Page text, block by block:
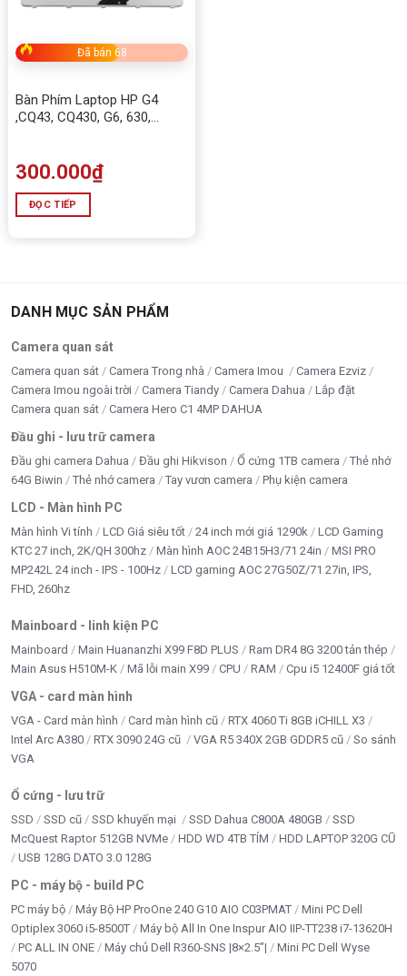
Đã bán 68
Bàn Phím Laptop HP G4
,CQ43, CQ430, G6, 630,
300.000₫
ĐỌC TIẾP
DANH MỤC SẢN PHẨM
Camera quan sát
Camera quan sát Camera Trong nhà Camera Imou
Camera Ezviz
Camera Imou ngoài trời
Camera Tiandy Camera Dahua
Lắp đặt
Camera quan sát
Camera Hero C1 4MP DAHUA
Đầu ghi - lưu trữ camera
Đầu ghi camera Dahua Đầu ghi Hikvison Ổ cứng 1TB camera
Thẻ nhớ
64G Biwin
Thẻ nhớ camera Tay vươn camera Phụ kiện camera
LCD - Màn hình PC
Màn hình Vi tính LCD Giá siêu tốt 24 inch mới giá 1290k
LCD Gaming
KTC 27 inch, 2K/QH 300hz
Màn hình AOC 24B15H3/71 24in
MSI PRO
MP242L 24 inch - IPS - 100Hz
LCD gaming AOC 27G50Z/71 27in, IPS,
FHD, 260hz
Mainboard - linh kiện PC
Mainboard Main Huananzhi X99 F8D PLUS
Ram DR4 8G 3200 tản thép
Main Asus H510M-K
Mã lỗi main X99 CPU RAM Cpu i5 12400F giá tốt
VGA - card màn hình
VGA - Card màn hình Card màn hình cũ
RTX 4060 Ti 8GB iCHILL X3
Intel Arc A380
RTX 3090 24G cũ VGA R5 340X 2GB GDDR5 cũ
So sánh
VGA
Ổ cứng - lưu trữ
SSD SSD cũ SSD khuyến mại SSD Dahua C800A 480GB
SSD
McQuest Raptor 512GB NVMe
HDD WD 4TB TÍM
HDD LAPTOP 320G CŨ
USB 128G DATO 3.0 128G
PC - máy bộ - build PC
PC máy bộ Máy Bộ HP ProOne 240 G10 AIO C03PMAT
Mini PC Dell
Optiplex 3060 i5-8500T
Máy bộ All In One Inspur AIO IIP-TT238 i7-13620H
PC ALL IN ONE
Máy chủ Dell R360-SNS |8×2.5”|
Mini PC Dell Wyse
5070